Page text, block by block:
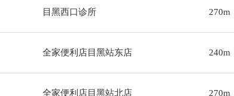
目黑西口诊所 270m
全家便利店目黑站东店 240m
全家便利店目黑站北店 270m